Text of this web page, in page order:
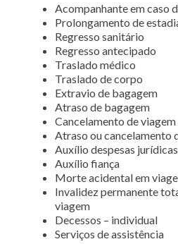
Acompanhante em caso
Prolongamento de
Regresso sanitário
Regresso antecipado
Traslado médico
Traslado de corpo
Extravio de bagagem
Atraso de bagagem
Cancelamento de viagem
Atraso ou cancelamento
Auxílio despesas jurídicas
Auxílio fiança
Morte acidental em
Invalidez permanente
viagem
Decessos – individual
Serviços de assistência